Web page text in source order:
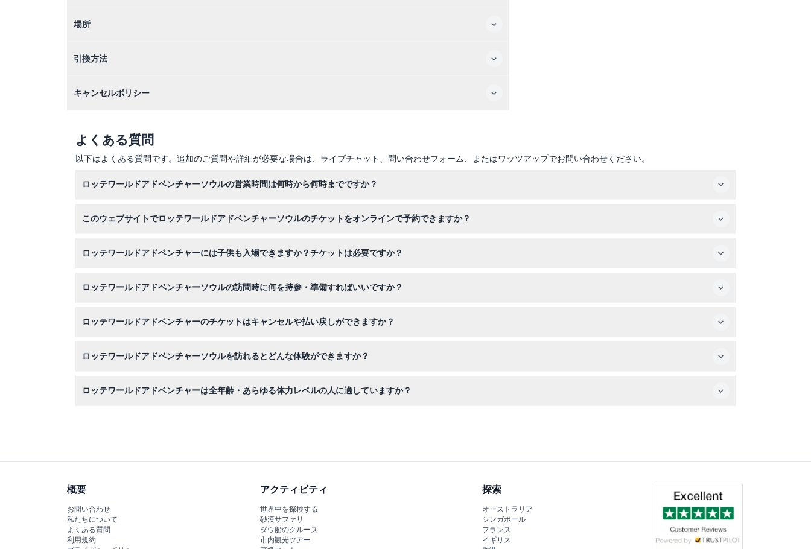
場所
引換方法
キャンセルポリシー
よくある質問
以下はよくある質問です。追加のご質問や詳細が必要な場合は、ライブチャット、問い合わせフォーム、またはワッツアップでお問い合わせください。
ロッテワールドアドベンチャーソウルの営業時間は何時から何時までですか？
間前です（変更される場合がありますので、ご予約時にご確認ください）。
このウェブサイトでロッテワールドアドベンチャーソウルのチケットをオンラインで予約できますか？
ロッテワールドアドベンチャーには子供も入場できますか？チケットは必要ですか？
ロッテワールドアドベンチャーソウルの訪問時に何を持参・準備すればいいですか？
ロッテワールドアドベンチャーのチケットはキャンセルや払い戻しができますか？
ロッテワールドアドベンチャーソウルを訪れるとどんな体験ができますか？
所で体験できます。
ロッテワールドアドベンチャーは全年齢・あらゆる体力レベルの人に適していますか？
概要
お問い合わせ
私たちについて
よくある質問
利用規約
アクティビティ
世界中を探検する
砂漠サファリ
ダウ船のクルーズ
市内観光ツアー
探索
オーストラリア
シンガポール
フランス
イギリス